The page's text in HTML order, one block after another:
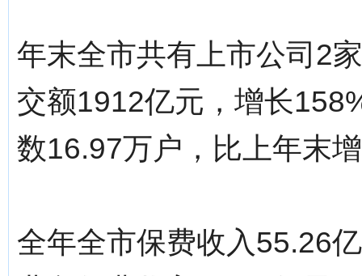
年末全市共有上市公司2
交额1912亿元，增长
数16.97万户，比上年末
全年全市保费收入55.26